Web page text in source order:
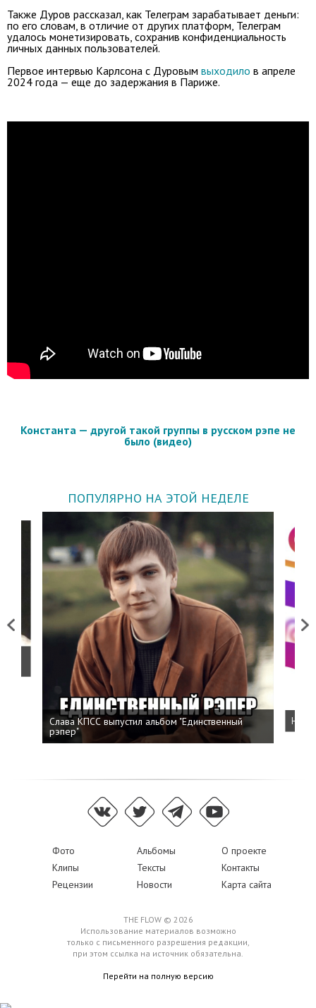
Также Дуров рассказал, как Телеграм зарабатывает деньги:
по его словам, в отличие от других платформ, Телеграм
удалось монетизировать, сохранив конфиденциальность
личных данных пользователей.
Первое интервью Карлсона с Дуровым выходило в апреле
2024 года — еще до задержания в Париже.
Константа — другой такой группы в русском рэпе не
было (видео)
ПОПУЛЯРНО НА ЭТОЙ НЕДЕЛЕ
Previous
Слава КПСС выпустил альбом "Единственный
рэпер"
Next
Фото Альбомы
О проекте
Клипы
Тексты
Контакты
Рецензии
Новости Карта сайта
THE FLOW © 2026
Использование материалов возможно
только с письменного разрешения редакции,
при этом ссылка на источник обязательна.
Перейти на полную версию